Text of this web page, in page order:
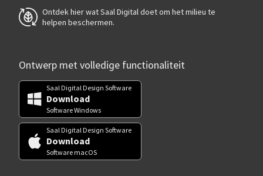
Ontdek hier wat Saal Digital doet om het milieu te
helpen beschermen.
Ontwerp met volledige functionaliteit
Saal Digital Design Software
Download
Software Windows
Saal Digital Design Software
Download
Software macOS